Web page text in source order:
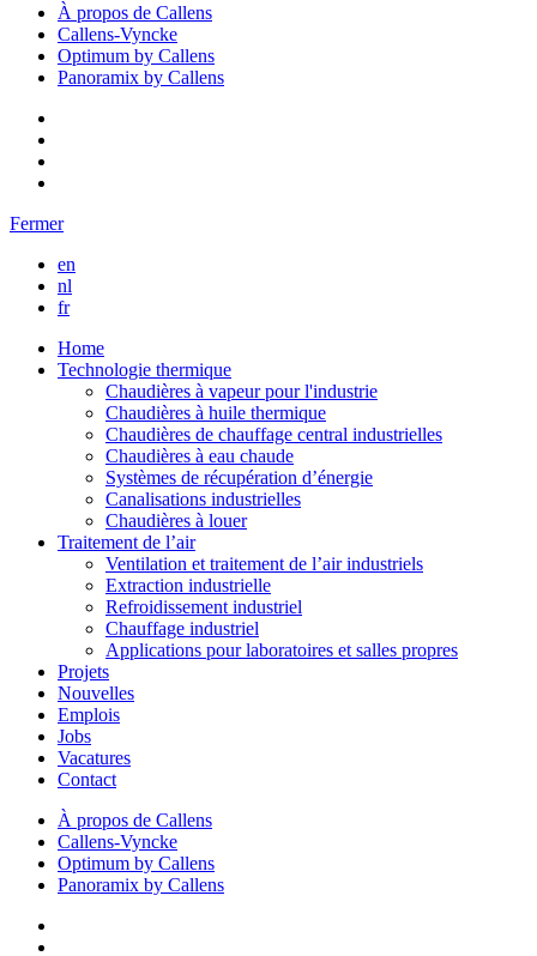
À propos de Callens
Callens-Vyncke
Optimum by Callens
Panoramix by Callens
Fermer
en
nl
fr
Home
Technologie thermique
Chaudières à vapeur pour l'industrie
Chaudières à huile thermique
Chaudières de chauffage central industrielles
Chaudières à eau chaude
Systèmes de récupération d’énergie
Canalisations industrielles
Chaudières à louer
Traitement de l’air
Ventilation et traitement de l’air industriels
Extraction industrielle
Refroidissement industriel
Chauffage industriel
Applications pour laboratoires et salles propres
Projets
Nouvelles
Emplois
Jobs
Vacatures
Contact
À propos de Callens
Callens-Vyncke
Optimum by Callens
Panoramix by Callens